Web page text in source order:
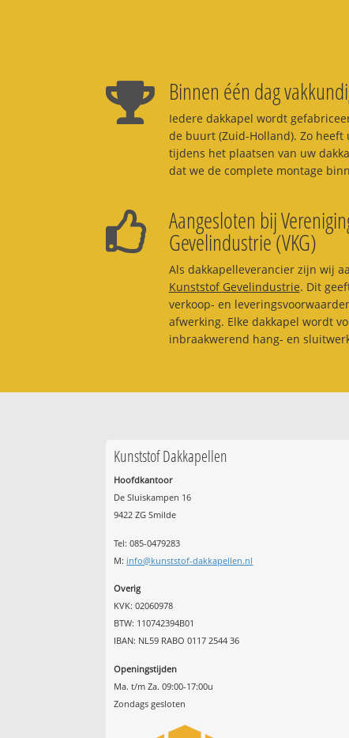
Binnen één dag
Iedere dakkapel wordt
de buurt (Zuid-Holland). Zo
tijdens het plaatsen van uw
dat we de complete montage
Aangesloten bij
Gevelindustrie (VKG)
Als dakkapelleverancier zijn wij
Kunststof Gevelindustrie. Dit
verkoop- en
afwerking. Elke dakkapel wordt
inbraakwerend hang- en
Kunststof Dakkapellen
Hoofdkantoor
De Sluiskampen 16
9422 ZG Smilde
Tel: 085-0479283
M: info@kunststof-dakkapellen.nl
Overig
KVK: 02060978
BTW: 110742394B01
IBAN: NL59 RABO 0117 2544 36
Openingstijden
Ma. t/m Za. 09:00-17:00u
Zondags gesloten